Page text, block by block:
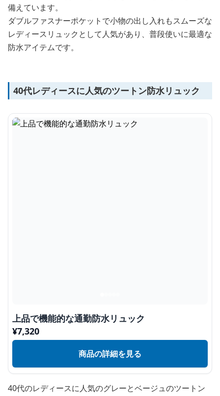
備えています。
ダブルファスナーポケットで小物の出し入れもスムーズな
レディースリュックとして人気があり、普段使いに最適な
防水アイテムです。
40代レディースに人気のツートン防水リュック
上品で機能的な通勤防水リュック
¥7,320
商品の詳細を見る
40代のレディースに人気のグレーとベージュのツートン